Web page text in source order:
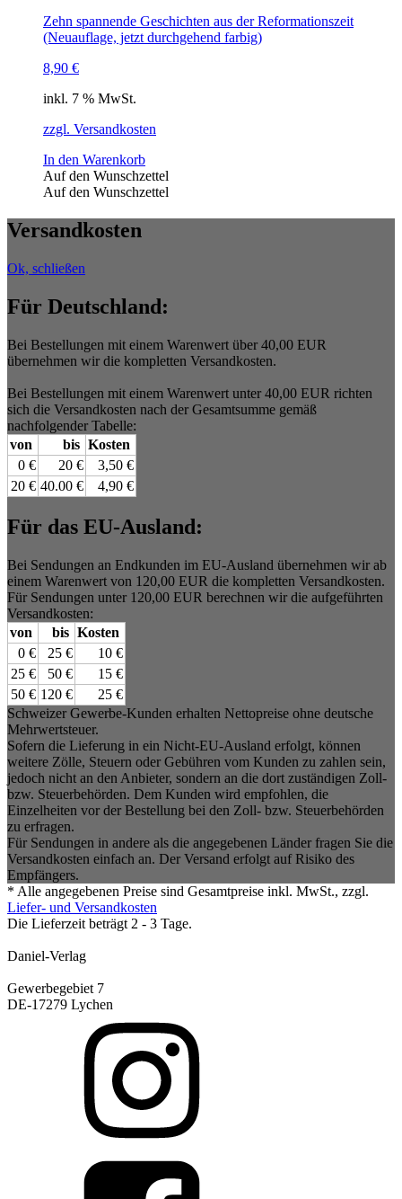
Zehn spannende Geschichten aus der Reformationszeit
(Neuauflage, jetzt durchgehend farbig)
8,90 €
inkl. 7 % MwSt.
zzgl. Versandkosten
In den Warenkorb
Auf den Wunschzettel
Auf den Wunschzettel
Versandkosten
Ok, schließen
Für Deutschland:
Bei Bestellungen mit einem Warenwert über 40,00 EUR
übernehmen wir die kompletten Versandkosten.
Bei Bestellungen mit einem Warenwert unter 40,00 EUR richten
sich die Versandkosten nach der Gesamtsumme gemäß
nachfolgender Tabelle:
von
bis Kosten
0 €
20 €
3,50 €
20 € 40.00 € 4,90 €
Für das EU-Ausland:
Bei Sendungen an Endkunden im EU-Ausland übernehmen wir ab
einem Warenwert von 120,00 EUR die kompletten Versandkosten.
Für Sendungen unter 120,00 EUR berechnen wir die aufgeführten
Versandkosten:
von
bis Kosten
0 €
25 €
10 €
25 €
50 €
15 €
50 € 120 €
25 €
Schweizer Gewerbe-Kunden erhalten Nettopreise ohne deutsche
Mehrwertsteuer.
Sofern die Lieferung in ein Nicht-EU-Ausland erfolgt, können
weitere Zölle, Steuern oder Gebühren vom Kunden zu zahlen sein,
jedoch nicht an den Anbieter, sondern an die dort zuständigen Zoll-
bzw. Steuerbehörden. Dem Kunden wird empfohlen, die
Einzelheiten vor der Bestellung bei den Zoll- bzw. Steuerbehörden
zu erfragen.
Für Sendungen in andere als die angegebenen Länder fragen Sie die
Versandkosten einfach an. Der Versand erfolgt auf Risiko des
Empfängers.
* Alle angegebenen Preise sind Gesamtpreise inkl. MwSt., zzgl.
Liefer- und Versandkosten
Die Lieferzeit beträgt 2 - 3 Tage.
Daniel-Verlag
Gewerbegebiet 7
DE-17279 Lychen